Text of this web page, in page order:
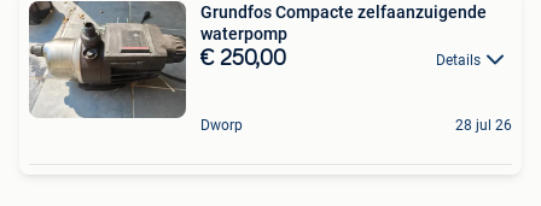
Grundfos Compacte zelfaanzuigende
waterpomp
€ 250,00 Details
Dworp 28 jul 26